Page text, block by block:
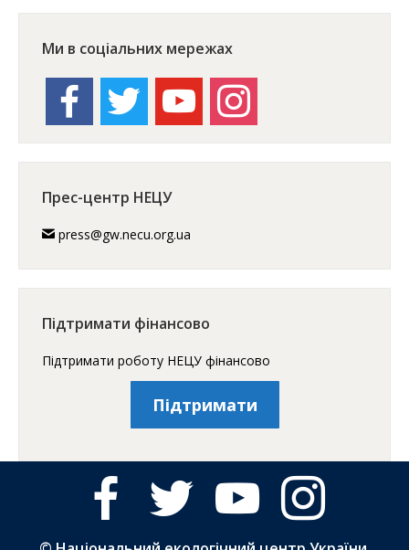
Ми в соціальних мережах
facebook twitter youtube instagram
Прес-центр НЕЦУ
press@gw.necu.org.ua
Підтримати фінансово
Підтримати роботу НЕЦУ фінансово
Підтримати
facebook twitter youtube instagram